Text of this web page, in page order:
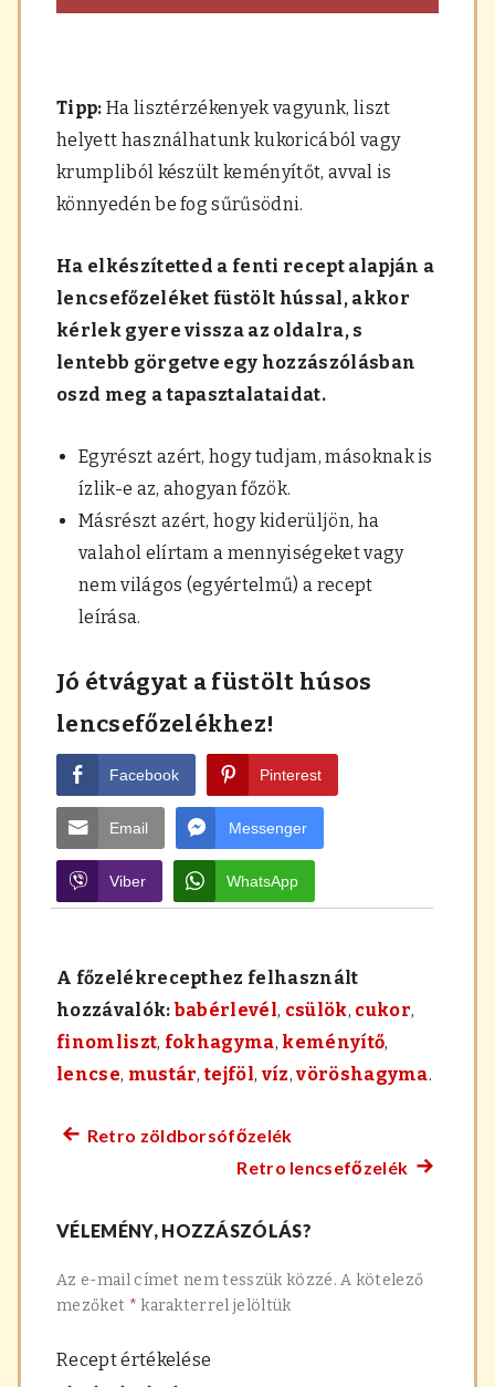
Tipp: Ha lisztérzékenyek vagyunk, liszt
helyett használhatunk kukoricából vagy
krumpliból készült keményítőt, avval is
könnyedén be fog sűrűsödni.
Ha elkészítetted a fenti recept alapján a
lencsefőzeléket füstölt hússal, akkor
kérlek gyere vissza az oldalra, s
lentebb görgetve egy hozzászólásban
oszd meg a tapasztalataidat.
Egyrészt azért, hogy tudjam, másoknak is
ízlik-e az, ahogyan főzök.
Másrészt azért, hogy kiderüljön, ha
valahol elírtam a mennyiségeket vagy
nem világos (egyértelmű) a recept
leírása.
Jó étvágyat a füstölt húsos
lencsefőzelékhez!
Facebook Pinterest
Email Messenger
Viber WhatsApp
A főzelékrecepthez felhasznált
hozzávalók: babérlevél, csülök, cukor,
finomliszt, fokhagyma, keményítő,
lencse, mustár,tejföl, víz,vöröshagyma.
Bejegyzés
Előző
Retro zöldborsófőzelék
Retro lencsefőzelék
VÉLEMÉNY, HOZZÁSZÓLÁS?
Az e-mail címet nem tesszük közzé. A kötelező
mezőket * karakterrel jelöltük
Recept értékelése